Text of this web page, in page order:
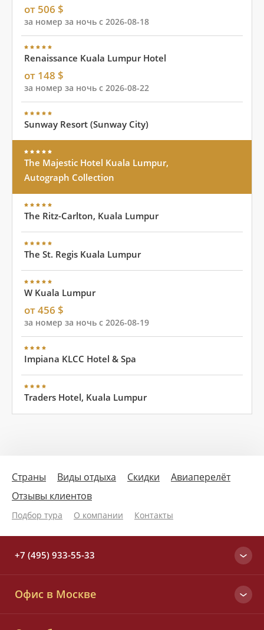
от 506 $
за номер за ночь с 2026-08-18
Renaissance Kuala Lumpur Hotel
от 148 $
за номер за ночь с 2026-08-22
Sunway Resort (Sunway City)
The Majestic Hotel Kuala Lumpur,
Autograph Collection
The Ritz-Carlton, Kuala Lumpur
The St. Regis Kuala Lumpur
W Kuala Lumpur
от 456 $
за номер за ночь с 2026-08-19
Impiana KLCC Hotel & Spa
Traders Hotel, Kuala Lumpur
Страны Виды отдыха Скидки
Авиаперелёт
Отзывы клиентов
Подбор тура О компании Контакты
+7 (495) 933-55-33
+7 (495) 933-55-33
Офис в Москве